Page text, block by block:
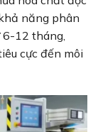
năng phân
6-12 tháng,
cực đến môi